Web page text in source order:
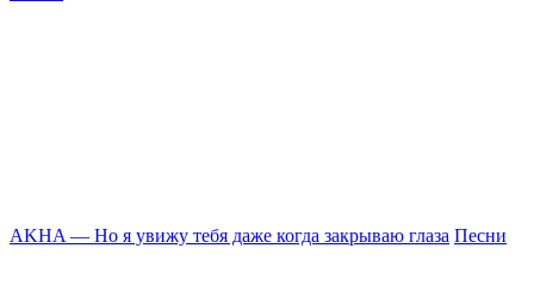
AKHA — Но я увижу тебя даже когда закрываю глаза Песни